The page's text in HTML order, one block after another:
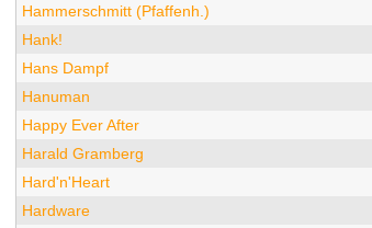
Hammerschmitt (Pfaffenh.)
Hank!
Hans Dampf
Hanuman
Happy Ever After
Harald Gramberg
Hard'n'Heart
Hardware